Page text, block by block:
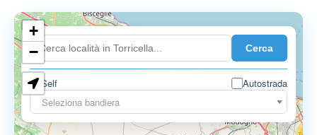
Cerca
Self
Autostrada
Seleziona bandiera
4
+
−